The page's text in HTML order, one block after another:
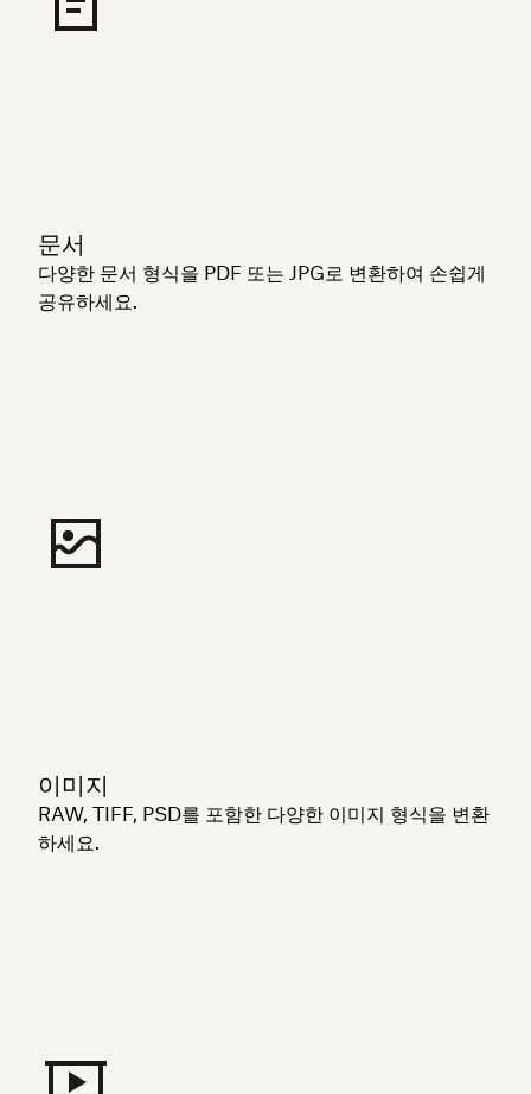
문서
다양한 문서 형식을 PDF 또는 JPG로 변환하여 손쉽게
공유하세요.
이미지
RAW, TIFF, PSD를 포함한 다양한 이미지 형식을 변환
하세요.